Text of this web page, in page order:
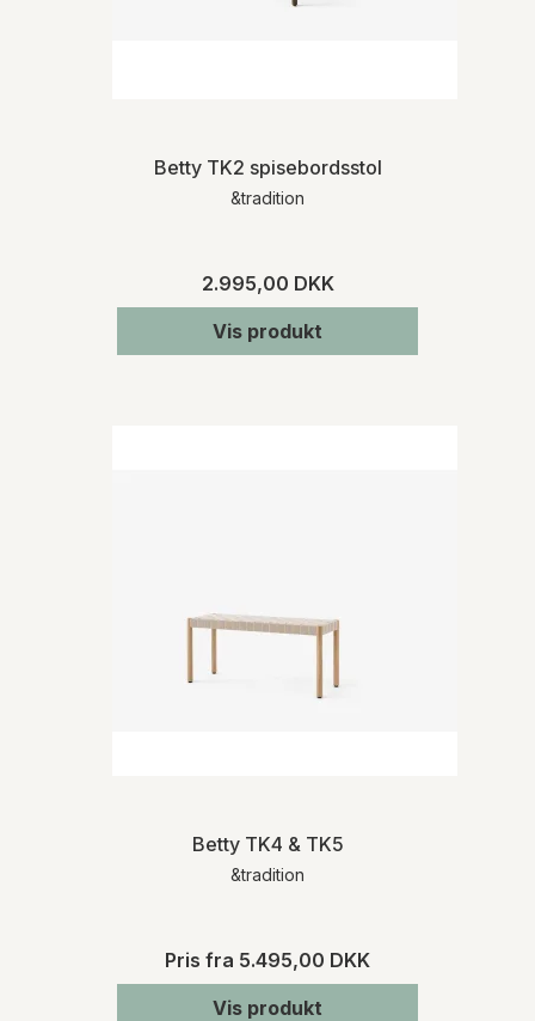
Betty TK2 spisebordsstol
&tradition
2.995,00 DKK
Vis produkt
Betty TK4 & TK5
&tradition
Pris fra 5.495,00 DKK
Vis produkt